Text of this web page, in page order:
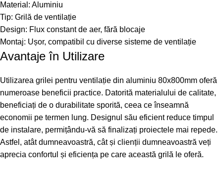
Material: Aluminiu
Tip: Grilă de ventilație
Design: Flux constant de aer, fără blocaje
Montaj: Ușor, compatibil cu diverse sisteme de ventilație
Avantaje în Utilizare
Utilizarea grilei pentru ventilație din aluminiu 80x800mm oferă
numeroase beneficii practice. Datorită materialului de calitate,
beneficiați de o durabilitate sporită, ceea ce înseamnă
economii pe termen lung. Designul său eficient reduce timpul
de instalare, permițându-vă să finalizați proiectele mai repede.
Astfel, atât dumneavoastră, cât și clienții dumneavoastră veți
aprecia confortul și eficiența pe care această grilă le oferă.